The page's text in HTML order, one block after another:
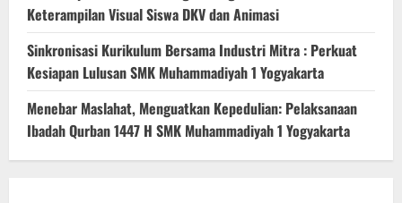
Keterampilan Visual Siswa DKV dan Animasi
Sinkronisasi Kurikulum Bersama Industri Mitra : Perkuat
Kesiapan Lulusan SMK Muhammadiyah 1 Yogyakarta
Menebar Maslahat, Menguatkan Kepedulian: Pelaksanaan
Ibadah Qurban 1447 H SMK Muhammadiyah 1 Yogyakarta